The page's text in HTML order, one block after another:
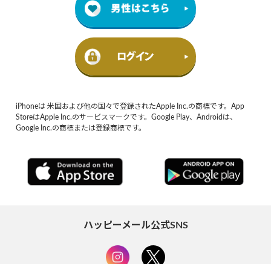
iPhoneは 米国および他の国々で登録されたApple Inc.の商標です。App
StoreはApple Inc.のサービスマークです。Google Play、Androidは、
Google Inc.の商標または登録商標です。
ハッピーメール公式SNS